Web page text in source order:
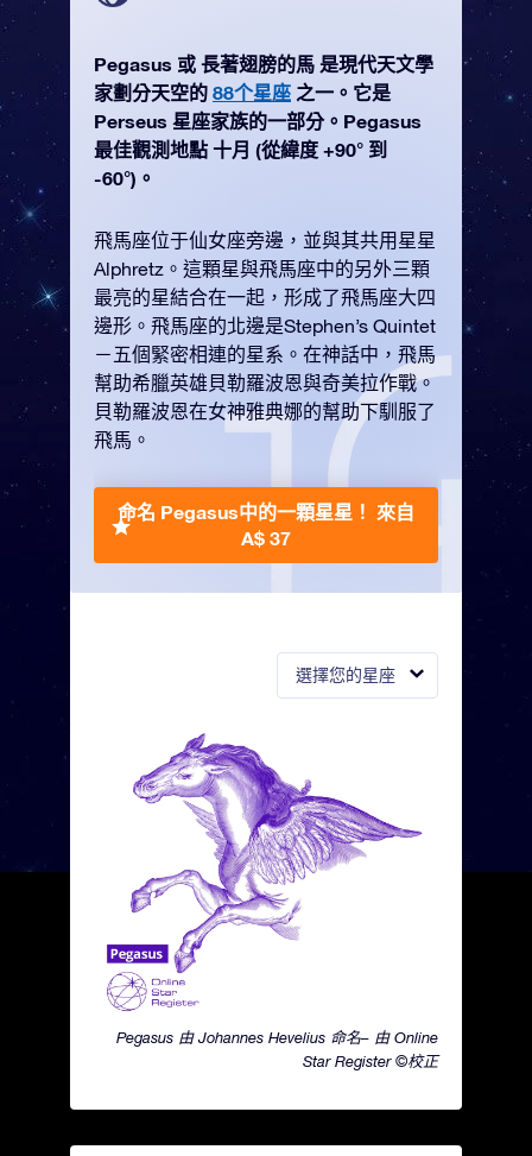
選擇您的星座
Pegasus 由 Johannes Hevelius 命名– 由 Online
Star Register ©校正
Pegasus 或 長著翅膀的馬 是現代天文學
家劃分天空的 88个星座 之一。它是
Perseus 星座家族的一部分。Pegasus
最佳觀測地點 十月 (從緯度 +90° 到
-60°)。
飛馬座位于仙女座旁邊，並與其共用星星
Alphretz。這顆星與飛馬座中的另外三顆
最亮的星結合在一起，形成了飛馬座大四
邊形。飛馬座的北邊是Stephen’s Quintet
－五個緊密相連的星系。在神話中，飛馬
幫助希臘英雄貝勒羅波恩與奇美拉作戰。
貝勒羅波恩在女神雅典娜的幫助下馴服了
飛馬。
命名 Pegasus中的一顆星星！ 來自
A$ 37